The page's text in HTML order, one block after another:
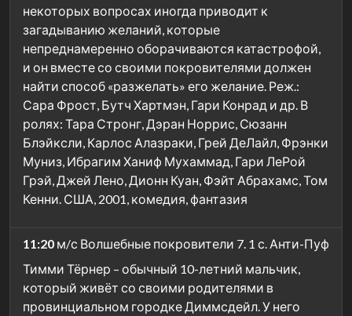
некоторых вопросах иногда приводит к
загадыванию желаний, которые
непреднамеренно оборачиваются катастрофой,
и он вместе со своими покровителями должен
найти способ «разжелать» его желание. Реж.:
Сара Фрост, Бутч Хартмэн, Гари Конрад и др. В
ролях: Тара Стронг, Дэран Норрис, Сюзанн
Блэйксли, Карлос Алазраки, Грей ДеЛайл, Фрэнки
Муниз, Ибрагим Ханиф Мухаммад, Гари ЛеРой
Грэй, Джей Лено, Дионн Куан, Фэйт Абрахамс, Том
Кенни. США, 2001, комедия, фантазия
11:20 м/с Волшебные покровители 7. 1 с. Анти-Пуф
Тимми Тёрнер – обычный 10-летний мальчик,
который живёт со своими родителями в
провинциальном городке Диммсдейл. У него